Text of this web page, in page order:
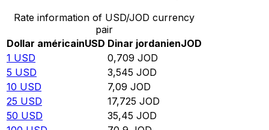
Rate information of USD/JOD currency
pair
Dollar américainUSD Dinar jordanienJOD
1 USD 0,709 JOD
5 USD 3,545 JOD
10 USD 7,09 JOD
25 USD 17,725 JOD
50 USD 35,45 JOD